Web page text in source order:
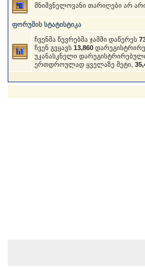
მნიშვნელოვანი თარიღები არ
ფორუმის სტატისტიკა
ჩვენმა წევრებმა ჯამში დაწერეს
ჩვენ გვყავს13,860
უკანასკნელი
ერთდროულად ყველაზე მეტი,